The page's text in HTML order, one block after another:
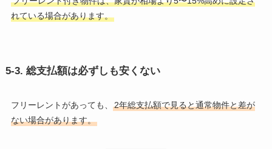
れている場合があります。
5-3. 総支払額は必ずしも安くない
フリーレントがあっても、
2年総支払額で見ると通常物件と差が
ない場合があります。